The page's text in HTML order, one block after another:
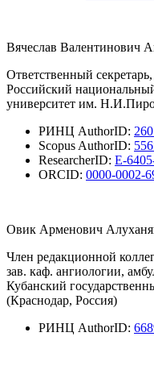
Вячеслав Валентинович
Ответственный
Российский
университет им.
РИНЦ AuthorID:
Scopus AuthorID:
ResearcherID: E-
ORCID: 0000-0002-
Овик Арменович
Член редакционной
зав. каф. ангиологии,
Кубанский
(Краснодар, Россия)
РИНЦ AuthorID: